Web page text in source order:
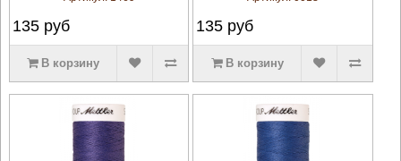
135руб
В корзину
135 руб
В корзину